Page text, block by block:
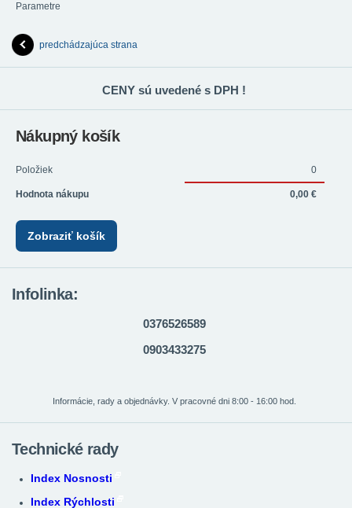
Parametre
predchádzajúca strana
CENY sú uvedené s DPH !
Nákupný košík
Položiek 0
Hodnota nákupu 0,00 €
Zobraziť košík
Infolinka:
0376526589
0903433275
Informácie, rady a objednávky. V pracovné dni 8:00 - 16:00 hod.
Technické rady
Index Nosnosti
Index Rýchlosti